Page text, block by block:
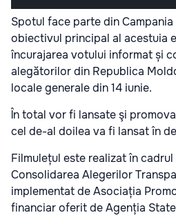
Spotul face parte din Campania
obiectivul principal al acestuia
încurajarea votului informat și
alegătorilor din Republica
locale generale din 14 iunie.
În total vor fi lansate şi
cel de-al doilea va fi lansat în
Filmulețul este realizat în
Consolidarea Alegerilor
implementat de Asociația
financiar oferit de Agenția